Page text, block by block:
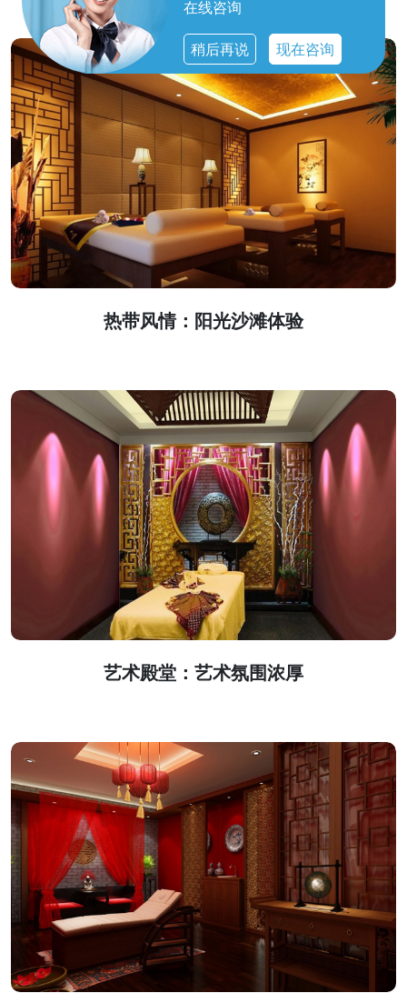
在线咨询
稍后再说 现在咨询
热带风情：阳光沙滩体验
艺术殿堂：艺术氛围浓厚